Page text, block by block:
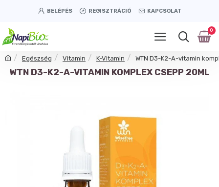
BELÉPÉS REGISZTRÁCIÓ KAPCSOLAT
0
Egészség Vitamin K-Vitamin WTN D3-K2-A-vitamin
WTN D3-K2-A-VITAMIN KOMPLEX CSEPP 20ML